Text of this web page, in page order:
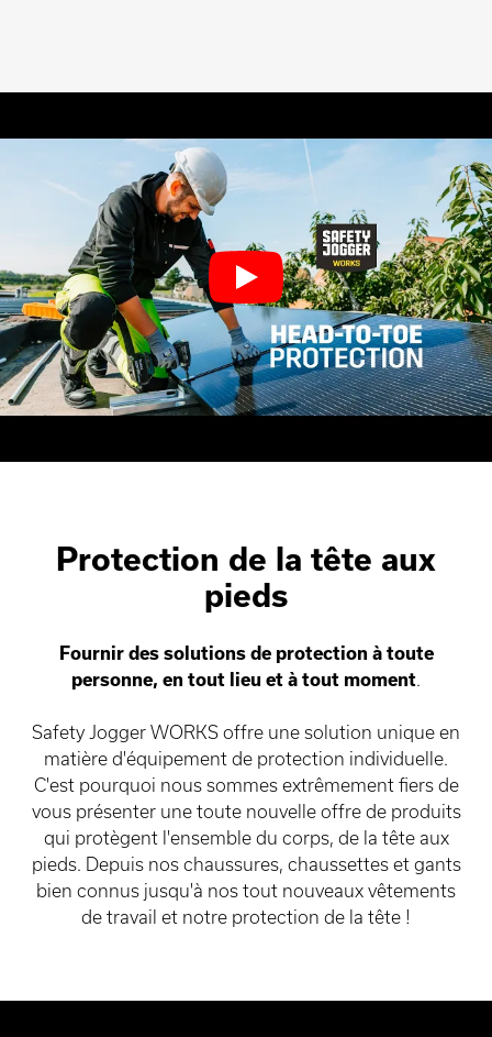
Protection de la tête aux
pieds
Fournir des solutions de protection à toute
personne, en tout lieu et à tout moment.
Safety Jogger WORKS offre une solution unique en
matière d'équipement de protection individuelle.
C'est pourquoi nous sommes extrêmement fiers de
vous présenter une toute nouvelle offre de produits
qui protègent l'ensemble du corps, de la tête aux
pieds. Depuis nos chaussures, chaussettes et gants
bien connus jusqu'à nos tout nouveaux vêtements
de travail et notre protection de la tête !